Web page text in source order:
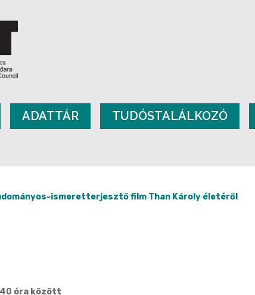
ADATTÁR TUDÓSTALÁLKOZÓ
ismeretterjesztő film Than Károly életéről
óra között